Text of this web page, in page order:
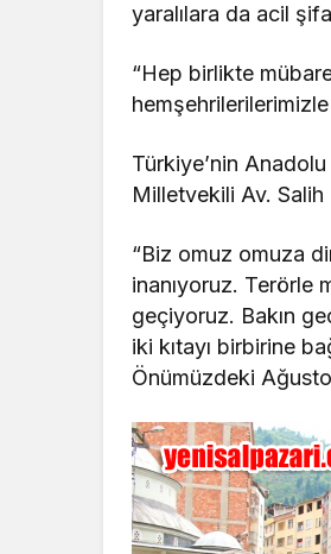
yaralılara da acil
“Hep birlikte
Türkiye’nin
Milletvekili Av.
“Biz omuz omuza
inanıyoruz. Terörle
geçiyoruz. Bakın
iki kıtayı birbirine
Önümüzdeki